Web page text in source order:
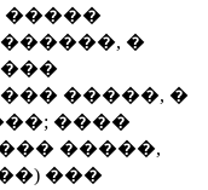
�����
�
�����, �
����
�����,
���